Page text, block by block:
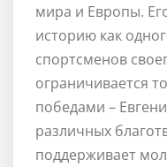
мира и Европы.
историю как
спортсменов
ограничивается
победами –
различных
поддерживает